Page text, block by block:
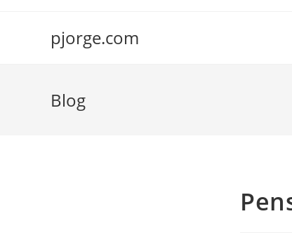
pjorge.com
Blog